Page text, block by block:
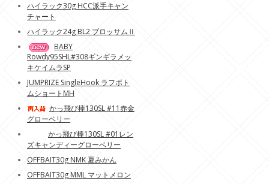
ハイラック30g HCC派手キャン
チャート
ハイラック24g BL2 ブロッサムⅡ
BABY
Rowdy95SHL#308ギンギラメッ
キケイムラSP
JUMPRIZE SingleHook ラフボト
ムショートMH
かっ飛び棒130SL #11赤金
グローベリー
かっ飛び棒130SL #01レン
ズキャンディーグローベリー
OFFBAIT30g NMK 夏みかん
OFFBAIT30g MML マットメロン